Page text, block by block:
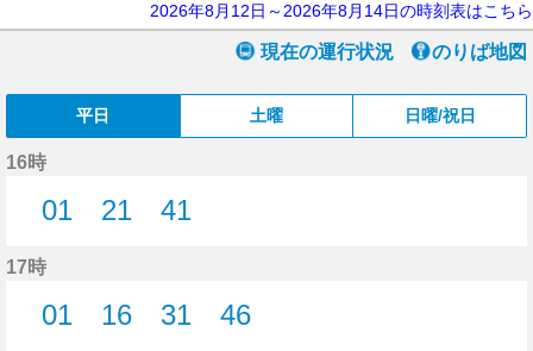
2026年8月12日～2026年8月14日の時刻表はこちら
現在の運行状況 のりば地図
平日 土曜 日曜/祝日
16時
01
21
41
17時
01
16
31
46